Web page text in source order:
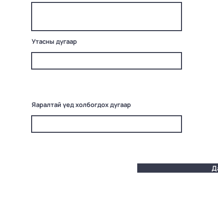
Утасны дугаар
Яаралтай үед холбогдох дугаар